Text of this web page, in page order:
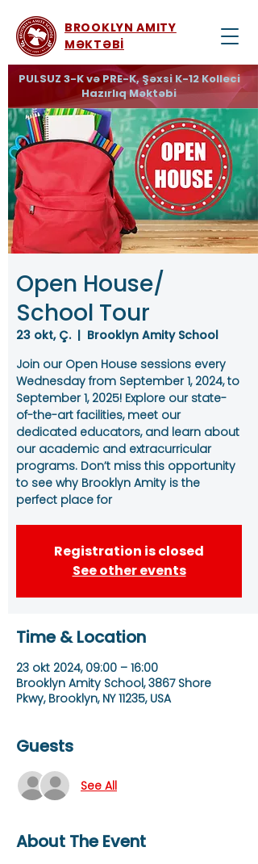
BROOKLYN AMITY
MƏKTƏBİ
PULSUZ 3-K və PRE-K, Şəxsi K-12 Kolleci
Hazırlıq Məktəbi
Open House/
School Tour
23 okt, Ç.
  |
Brooklyn Amity School
Join our Open House sessions every
Wednesday from September 1, 2024, to
September 1, 2025! Explore our state-
of-the-art facilities, meet our
dedicated educators, and learn about
our academic and extracurricular
programs. Don’t miss this opportunity
to see why Brooklyn Amity is the
perfect place for
Registration is closed
See other events
Time & Location
23 okt 2024, 09:00 – 16:00
Brooklyn Amity School, 3867 Shore
Pkwy, Brooklyn, NY 11235, USA
Guests
See All
About The Event